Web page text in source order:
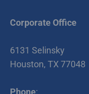
Corporate Office
6131 Selinsky
Houston, TX 77048